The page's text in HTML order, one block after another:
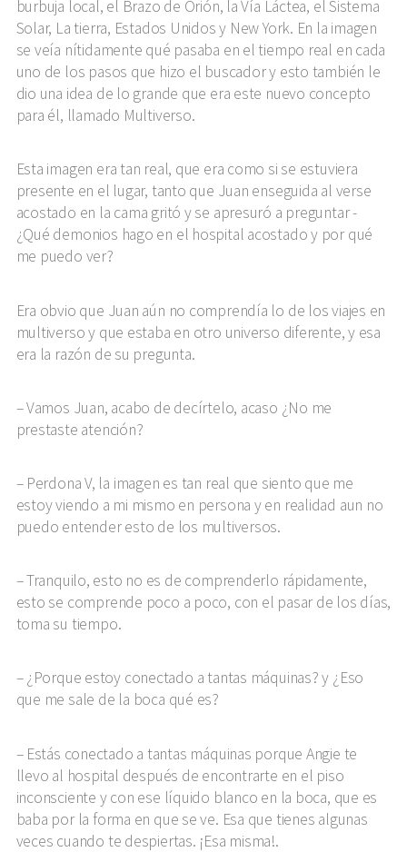
burbuja local, el Brazo de Orión, la Vía Láctea, el Sistema
Solar, La tierra, Estados Unidos y New York. En la imagen
se veía nítidamente qué pasaba en el tiempo real en cada
uno de los pasos que hizo el buscador y esto también le
dio una idea de lo grande que era este nuevo concepto
para él, llamado Multiverso.
Esta imagen era tan real, que era como si se estuviera
presente en el lugar, tanto que Juan enseguida al verse
acostado en la cama gritó y se apresuró a preguntar -
¿Qué demonios hago en el hospital acostado y por qué
me puedo ver?
Era obvio que Juan aún no comprendía lo de los viajes en
multiverso y que estaba en otro universo diferente, y esa
era la razón de su pregunta.
Vamos Juan, acabo de decírtelo, acaso ¿No me
prestaste atención?
Perdona V, la imagen es tan real que siento que me
estoy viendo a mi mismo en persona y en realidad aun no
puedo entender esto de los multiversos.
Tranquilo, esto no es de comprenderlo rápidamente,
esto se comprende poco a poco, con el pasar de los días,
toma su tiempo.
¿Porque estoy conectado a tantas máquinas? y ¿Eso
que me sale de la boca qué es?
Estás conectado a tantas máquinas porque Angie te
llevo al hospital después de encontrarte en el piso
inconsciente y con ese líquido blanco en la boca, que es
baba por la forma en que se ve. Esa que tienes algunas
veces cuando te despiertas. ¡Esa misma!.